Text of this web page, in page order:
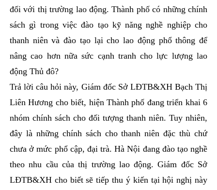
đối với thị trường lao động. Thành phố có những chính
sách gì trong việc đào tạo kỹ năng nghề nghiệp cho
thanh niên và đào tạo lại cho lao động phổ thông để
nâng cao hơn nữa sức cạnh tranh cho lực lượng lao
động Thủ đô?
Trả lời câu hỏi này, Giám đốc Sở LĐTB&XH Bạch Thị
Liên Hương cho biết, hiện Thành phố đang triển khai 6
nhóm chính sách cho đối tượng thanh niên. Tuy nhiên,
đây là những chính sách cho thanh niên đặc thù chứ
chưa ở mức phổ cập, đại trà. Hà Nội đang đào tạo nghề
theo nhu cầu của thị trường lao động. Giám đốc Sở
LĐTB&XH cho biết sẽ tiếp thu ý kiến tại hội nghị này